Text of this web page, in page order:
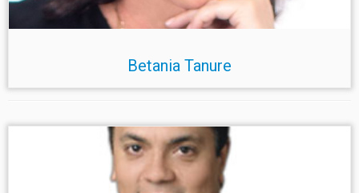
Betania Tanure